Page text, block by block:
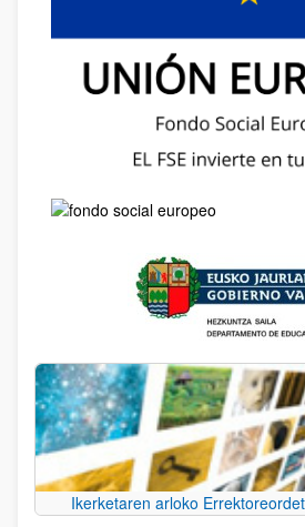
Ikerketaren arloko